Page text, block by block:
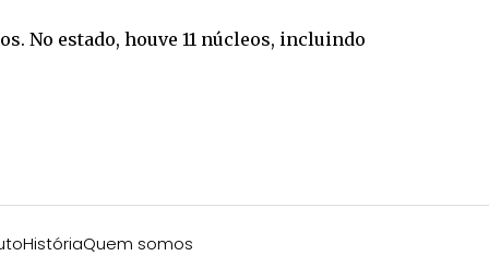
No estado, houve 11 núcleos, incluindo
HistóriaQuem somos